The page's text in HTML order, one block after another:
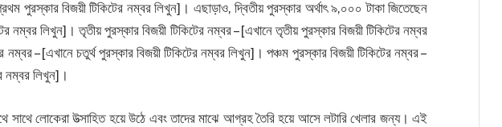
পুরস্কার বিজয়ী টিকিটের নম্বর লিখুন]। এছাড়াও, দ্বিতীয় পুরস্কার অর্থাৎ ৯,০০০ টাকা জিতেছেন
নম্বর লিখুন]। তৃতীয় পুরস্কার বিজয়ী টিকিটের নম্বর – [এখানে তৃতীয় পুরস্কার বিজয়ী টিকিটের নম্বর
নম্বর – [এখানে চতুর্থ পুরস্কার বিজয়ী টিকিটের নম্বর লিখুন]। পঞ্চম পুরস্কার বিজয়ী টিকিটের নম্বর –
নম্বর লিখুন]।
সাথে লোকেরা উত্সাহিত হয়ে উঠে এবং তাদের মাঝে আগ্রহ তৈরি হয়ে আসে লটারি খেলার জন্য। এই